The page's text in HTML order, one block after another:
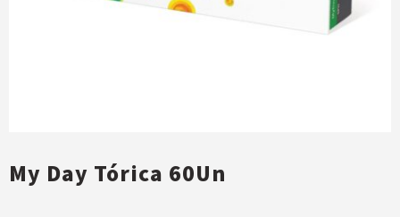
My Day Tórica 60Un